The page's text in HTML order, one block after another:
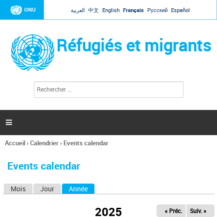
Jump to navigation
ONU العربية 中文 English Français Русский Español
Réfugiés et migrants
l
c
h
e

Vous
ici
Accueil›Calendrier› Events calendar
Events calendar
Mois Jour Année
2025 « Préc. Suiv. »